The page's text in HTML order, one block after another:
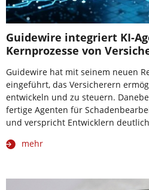
Guidewire integriert KI-
Kernprozesse von
Guidewire hat mit seinem neuen
eingeführt, das Versicherern
entwickeln und zu steuern.
fertige Agenten für
und verspricht Entwicklern
mehr